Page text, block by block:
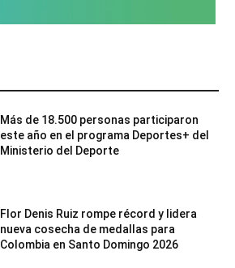
Más de 18.500 personas participaron
este año en el programa Deportes+ del
Ministerio del Deporte
Flor Denis Ruiz rompe récord y lidera
nueva cosecha de medallas para
Colombia en Santo Domingo 2026